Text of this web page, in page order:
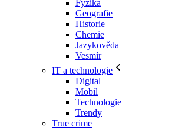
Fyzika
Geografie
Historie
Chemie
Jazykověda
Vesmír
IT a technologie
Digital
Mobil
Technologie
Trendy
True crime